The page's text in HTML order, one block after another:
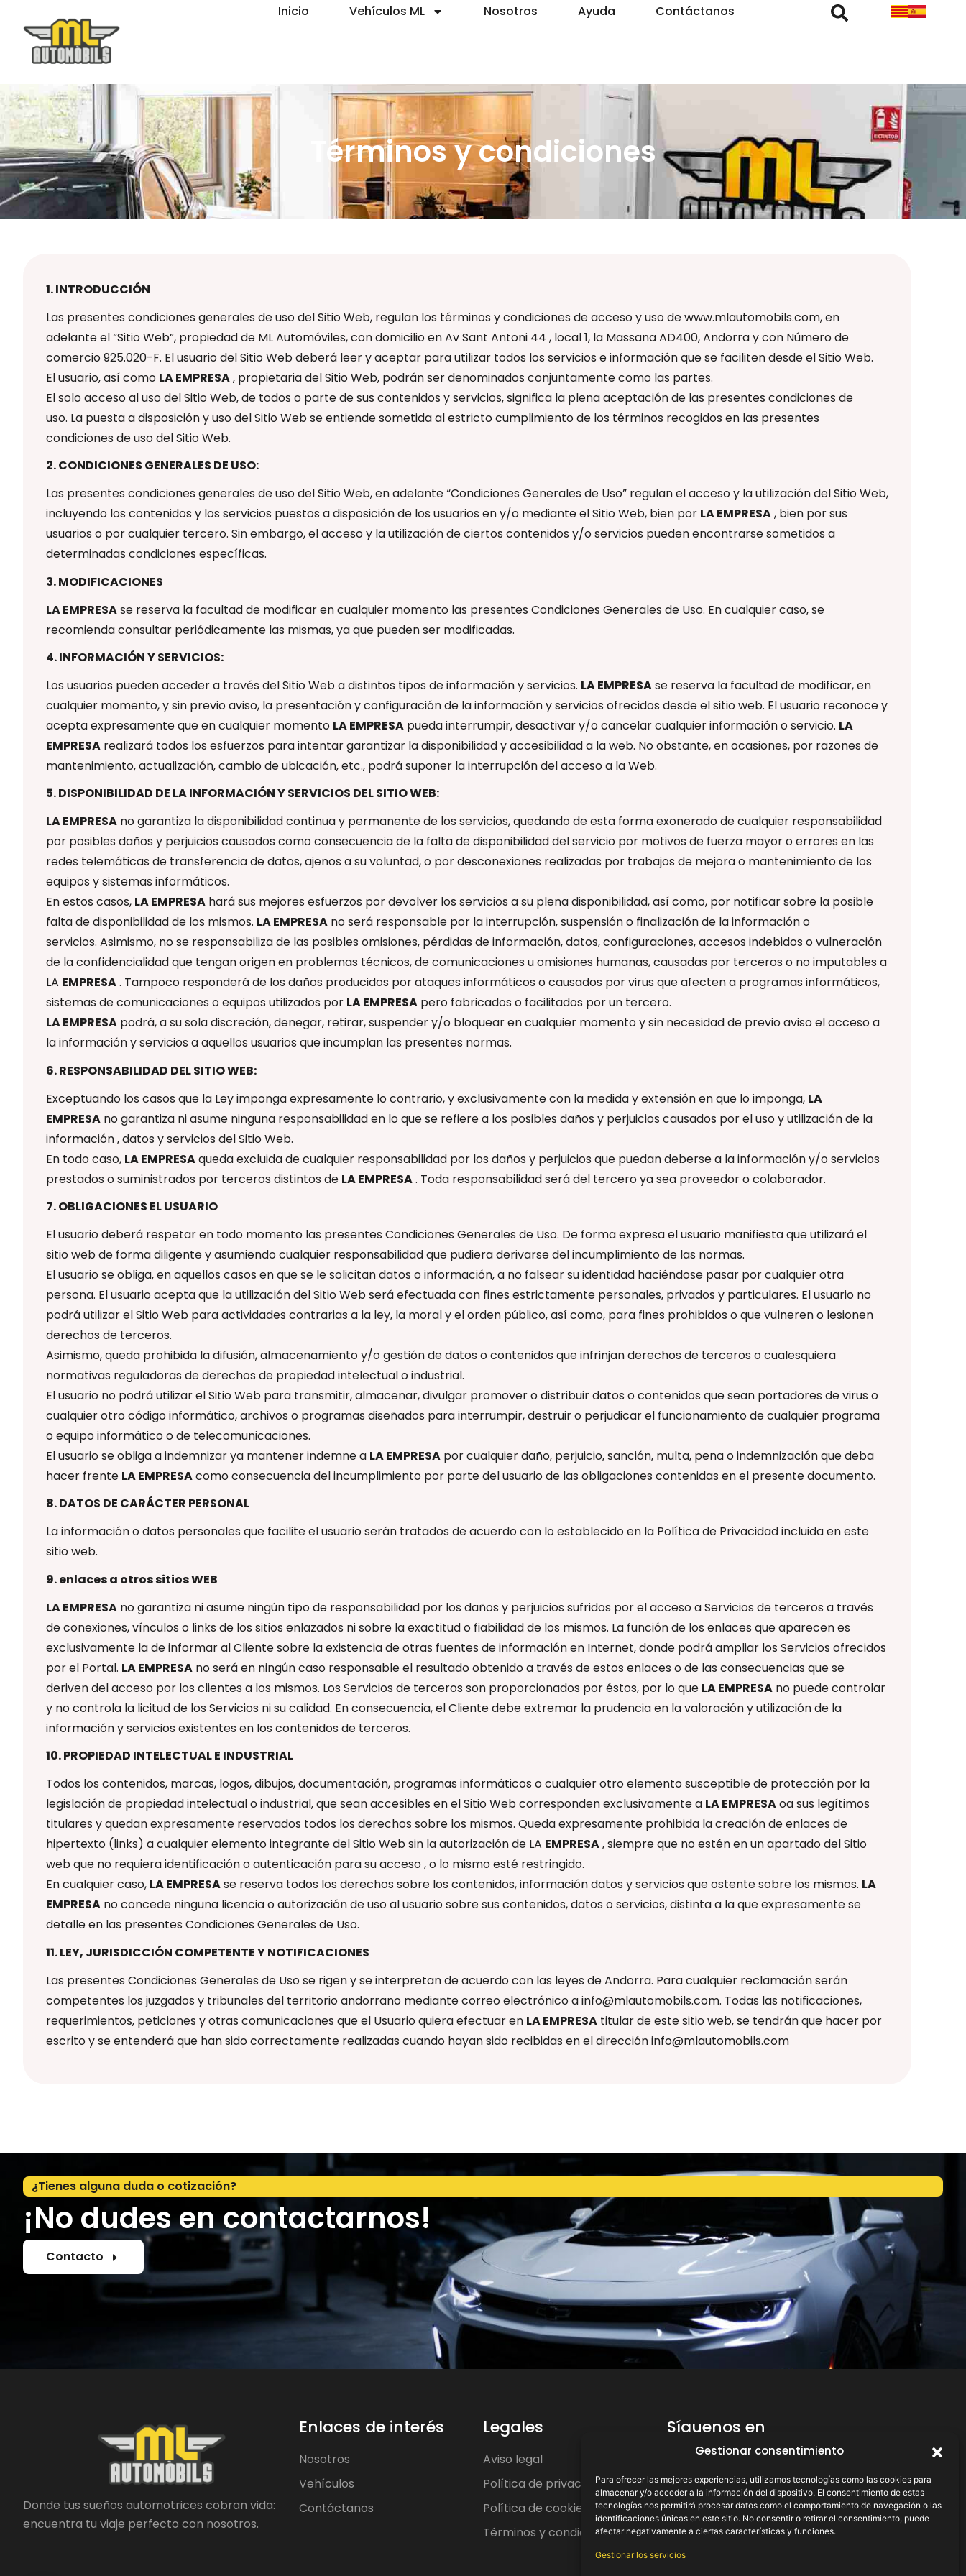
Gestionar consentimiento
Para ofrecer las mejores experiencias, utilizamos tecnologías como las cookies para
almacenar y/o acceder a la información del dispositivo. El consentimiento de estas
tecnologías nos permitirá procesar datos como el comportamiento de navegación o las
identificaciones únicas en este sitio. No consentir o retirar el consentimiento, puede
afectar negativamente a ciertas características y funciones.
Gestionar los servicios
Inicio Vehículos ML Nosotros Ayuda Contáctanos
Términos y condiciones
1. INTRODUCCIÓN
Las presentes condiciones generales de uso del Sitio Web, regulan los términos y condiciones de acceso y uso de www.mlautomobils.com, en
adelante el “Sitio Web”, propiedad de ML Automóviles, con domicilio en Av Sant Antoni 44 , local 1, la Massana AD400, Andorra y con Número de
comercio 925.020-F. El usuario del Sitio Web deberá leer y aceptar para utilizar todos los servicios e información que se faciliten desde el Sitio Web.
El usuario, así como LA EMPRESA, propietaria del Sitio Web, podrán ser denominados conjuntamente como las partes.
El solo acceso al uso del Sitio Web, de todos o parte de sus contenidos y servicios, significa la plena aceptación de las presentes condiciones de
uso. La puesta a disposición y uso del Sitio Web se entiende sometida al estricto cumplimiento de los términos recogidos en las presentes
condiciones de uso del Sitio Web.
2. CONDICIONES GENERALES DE USO:
Las presentes condiciones generales de uso del Sitio Web, en adelante “Condiciones Generales de Uso” regulan el acceso y la utilización del Sitio Web,
incluyendo los contenidos y los servicios puestos a disposición de los usuarios en y/o mediante el Sitio Web, bien por LA EMPRESA, bien por sus
usuarios o por cualquier tercero. Sin embargo, el acceso y la utilización de ciertos contenidos y/o servicios pueden encontrarse sometidos a
determinadas condiciones específicas.
3. MODIFICACIONES
LA EMPRESAse reserva la facultad de modificar en cualquier momento las presentes Condiciones Generales de Uso. En cualquier caso, se
recomienda consultar periódicamente las mismas, ya que pueden ser modificadas.
4. INFORMACIÓN Y SERVICIOS:
Los usuarios pueden acceder a través del Sitio Web a distintos tipos de información y servicios. LA EMPRESAse reserva la facultad de modificar, en
cualquier momento, y sin previo aviso, la presentación y configuración de la información y servicios ofrecidos desde el sitio web. El usuario reconoce y
acepta expresamente que en cualquier momento LA EMPRESA pueda interrumpir, desactivar y/o cancelar cualquier información o servicio. LA
EMPRESA realizará todos los esfuerzos para intentar garantizar la disponibilidad y accesibilidad a la web. No obstante, en ocasiones, por razones de
mantenimiento, actualización, cambio de ubicación, etc., podrá suponer la interrupción del acceso a la Web.
5. DISPONIBILIDAD DE LA INFORMACIÓN Y SERVICIOS DEL SITIO WEB:
LA EMPRESA no garantiza la disponibilidad continua y permanente de los servicios, quedando de esta forma exonerado de cualquier responsabilidad
por posibles daños y perjuicios causados ​​como consecuencia de la falta de disponibilidad del servicio por motivos de fuerza mayor o errores en las
redes telemáticas de transferencia de datos, ajenos a su voluntad, o por desconexiones realizadas por trabajos de mejora o mantenimiento de los
equipos y sistemas informáticos.
En estos casos, LA EMPRESA hará sus mejores esfuerzos por devolver los servicios a su plena disponibilidad, así como, por notificar sobre la posible
falta de disponibilidad de los mismos. LA EMPRESA no será responsable por la interrupción, suspensión o finalización de la información o
servicios. Asimismo, no se responsabiliza de las posibles omisiones, pérdidas de información, datos, configuraciones, accesos indebidos o vulneración
de la confidencialidad que tengan origen en problemas técnicos, de comunicaciones u omisiones humanas, causadas por terceros o no imputables a
LA EMPRESA. Tampoco responderá de los daños producidos por ataques informáticos o causados ​​por virus que afecten a programas informáticos,
sistemas de comunicaciones o equipos utilizados por LA EMPRESA pero fabricados o facilitados por un tercero.
LA EMPRESA podrá, a su sola discreción, denegar, retirar, suspender y/o bloquear en cualquier momento y sin necesidad de previo aviso el acceso a
la información y servicios a aquellos usuarios que incumplan las presentes normas.
6. RESPONSABILIDAD DEL SITIO WEB:
Exceptuando los casos que la Ley imponga expresamente lo contrario, y exclusivamente con la medida y extensión en que lo imponga, LA
EMPRESA no garantiza ni asume ninguna responsabilidad en lo que se refiere a los posibles daños y perjuicios causados ​​por el uso y utilización de la
información , datos y servicios del Sitio Web.
En todo caso, LA EMPRESAqueda excluida de cualquier responsabilidad por los daños y perjuicios que puedan deberse a la información y/o servicios
prestados o suministrados por terceros distintos de LA EMPRESA. Toda responsabilidad será del tercero ya sea proveedor o colaborador.
7. OBLIGACIONES EL USUARIO
El usuario deberá respetar en todo momento las presentes Condiciones Generales de Uso. De forma expresa el usuario manifiesta que utilizará el
sitio web de forma diligente y asumiendo cualquier responsabilidad que pudiera derivarse del incumplimiento de las normas.
El usuario se obliga, en aquellos casos en que se le solicitan datos o información, a no falsear su identidad haciéndose pasar por cualquier otra
persona. El usuario acepta que la utilización del Sitio Web será efectuada con fines estrictamente personales, privados y particulares. El usuario no
podrá utilizar el Sitio Web para actividades contrarias a la ley, la moral y el orden público, así como, para fines prohibidos o que vulneren o lesionen
derechos de terceros.
Asimismo, queda prohibida la difusión, almacenamiento y/o gestión de datos o contenidos que infrinjan derechos de terceros o cualesquiera
normativas reguladoras de derechos de propiedad intelectual o industrial.
El usuario no podrá utilizar el Sitio Web para transmitir, almacenar, divulgar promover o distribuir datos o contenidos que sean portadores de virus o
cualquier otro código informático, archivos o programas diseñados para interrumpir, destruir o perjudicar el funcionamiento de cualquier programa
o equipo informático o de telecomunicaciones.
El usuario se obliga a indemnizar ya mantener indemne a LA EMPRESA por cualquier daño, perjuicio, sanción, multa, pena o indemnización que deba
hacer frente LA EMPRESAcomo consecuencia del incumplimiento por parte del usuario de las obligaciones contenidas en el presente documento.
8. DATOS DE CARÁCTER PERSONAL
La información o datos personales que facilite el usuario serán tratados de acuerdo con lo establecido en la Política de Privacidad incluida en este
sitio web.
9. enlaces a otros sitios WEB
LA EMPRESA no garantiza ni asume ningún tipo de responsabilidad por los daños y perjuicios sufridos por el acceso a Servicios de terceros a través
de conexiones, vínculos o links de los sitios enlazados ni sobre la exactitud o fiabilidad de los mismos. La función de los enlaces que aparecen es
exclusivamente la de informar al Cliente sobre la existencia de otras fuentes de información en Internet, donde podrá ampliar los Servicios ofrecidos
por el Portal. LA EMPRESA no será en ningún caso responsable el resultado obtenido a través de estos enlaces o de las consecuencias que se
deriven del acceso por los clientes a los mismos. Los Servicios de terceros son proporcionados por éstos, por lo que LA EMPRESA no puede controlar
y no controla la licitud de los Servicios ni su calidad. En consecuencia, el Cliente debe extremar la prudencia en la valoración y utilización de la
información y servicios existentes en los contenidos de terceros.
10. PROPIEDAD INTELECTUAL E INDUSTRIAL
Todos los contenidos, marcas, logos, dibujos, documentación, programas informáticos o cualquier otro elemento susceptible de protección por la
legislación de propiedad intelectual o industrial, que sean accesibles en el Sitio Web corresponden exclusivamente a LA EMPRESAoa sus legítimos
titulares y quedan expresamente reservados todos los derechos sobre los mismos. Queda expresamente prohibida la creación de enlaces de
hipertexto (links) a cualquier elemento integrante del Sitio Web sin la autorización de LA EMPRESA, siempre que no estén en un apartado del Sitio
web que no requiera identificación o autenticación para su acceso , o lo mismo esté restringido.
En cualquier caso, LA EMPRESAse reserva todos los derechos sobre los contenidos, información datos y servicios que ostente sobre los mismos. LA
EMPRESA no concede ninguna licencia o autorización de uso al usuario sobre sus contenidos, datos o servicios, distinta a la que expresamente se
detalle en las presentes Condiciones Generales de Uso.
11. LEY, JURISDICCIÓN COMPETENTE Y NOTIFICACIONES
Las presentes Condiciones Generales de Uso se rigen y se interpretan de acuerdo con las leyes de Andorra. Para cualquier reclamación serán
competentes los juzgados y tribunales del territorio andorrano mediante correo electrónico a info@mlautomobils.com. Todas las notificaciones,
requerimientos, peticiones y otras comunicaciones que el Usuario quiera efectuar en LA EMPRESA titular de este sitio web, se tendrán que hacer por
escrito y se entenderá que han sido correctamente realizadas cuando hayan sido recibidas en el dirección info@mlautomobils.com
¿Tienes alguna duda o cotización?
¡No dudes en contactarnos!
Contacto
Donde tus sueños automotrices cobran vida:
encuentra tu viaje perfecto con nosotros.
Enlaces de interés
Nosotros
Vehículos
Contáctanos
Legales
Aviso legal
Política de privacidad
Política de cookies
Términos y condiciones
Síguenos en
¿Necesitas